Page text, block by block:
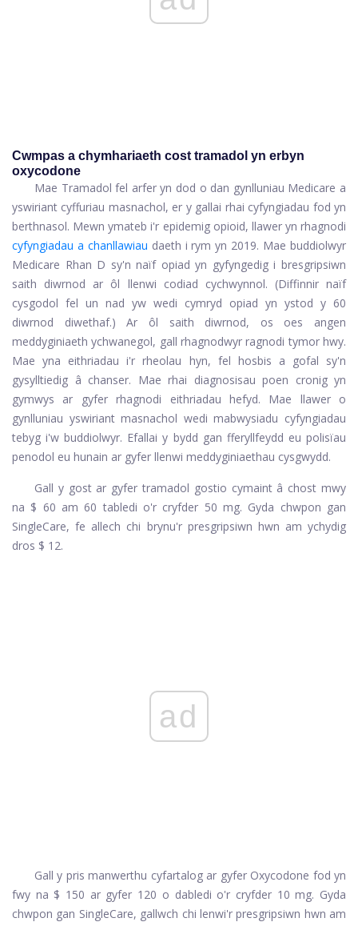
Cwmpas a chymhariaeth cost tramadol yn erbyn
oxycodone
Mae Tramadol fel arfer yn dod o dan gynlluniau Medicare a
yswiriant cyffuriau masnachol, er y gallai rhai cyfyngiadau fod yn
berthnasol. Mewn ymateb i'r epidemig opioid, llawer yn rhagnodi
cyfyngiadau a chanllawiau daeth i rym yn 2019. Mae buddiolwyr
Medicare Rhan D sy'n naïf opiad yn gyfyngedig i bresgripsiwn
saith diwrnod ar ôl llenwi codiad cychwynnol. (Diffinnir naïf
cysgodol fel un nad yw wedi cymryd opiad yn ystod y 60
diwrnod diwethaf.) Ar ôl saith diwrnod, os oes angen
meddyginiaeth ychwanegol, gall rhagnodwyr ragnodi tymor hwy.
Mae yna eithriadau i'r rheolau hyn, fel hosbis a gofal sy'n
gysylltiedig â chanser. Mae rhai diagnosisau poen cronig yn
gymwys ar gyfer rhagnodi eithriadau hefyd. Mae llawer o
gynlluniau yswiriant masnachol wedi mabwysiadu cyfyngiadau
tebyg i'w buddiolwyr. Efallai y bydd gan fferyllfeydd eu polisïau
penodol eu hunain ar gyfer llenwi meddyginiaethau cysgwydd.
Gall y gost ar gyfer tramadol gostio cymaint â chost mwy
na $ 60 am 60 tabledi o'r cryfder 50 mg. Gyda chwpon gan
SingleCare, fe allech chi brynu'r presgripsiwn hwn am ychydig
dros $ 12.
ad
Gall y pris manwerthu cyfartalog ar gyfer Oxycodone fod yn
fwy na $ 150 ar gyfer 120 o dabledi o'r cryfder 10 mg. Gyda
chwpon gan SingleCare, gallwch chi lenwi'r presgripsiwn hwn am